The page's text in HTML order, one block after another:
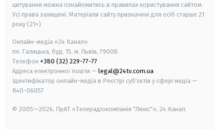
цитування можна ознайомитись в правилах користування сайтом.
Усі права захищені. Матеріали сайту призначені для осіб старше 21
року (21+)
Онлайн-медіа «24 Канал»
пл. Галицька, буд. 15, м. Львів, 79008
Телефон +380 (32) 229-77-77
Адреса електронної пошти — legal@24tv.com.ua
Ідентифікатор онлайн-медіа в Реєстрі суб'єктів у сфері медіа —
R40-06057
© 2005—2026, ПрАТ «Телерадіокомпанія "Люкс"», 24 Канал.